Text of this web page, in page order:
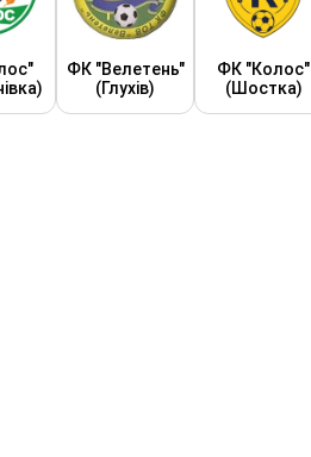
ФК "Велетень"
(Глухів)
ФК "Колос"
(Шостка)